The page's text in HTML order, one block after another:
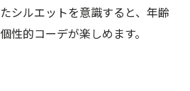
シルエットを意識すると、年齢
性的コーデが楽しめます。